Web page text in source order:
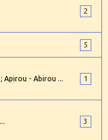
2
5
Apirou - Abirou ... 1
3